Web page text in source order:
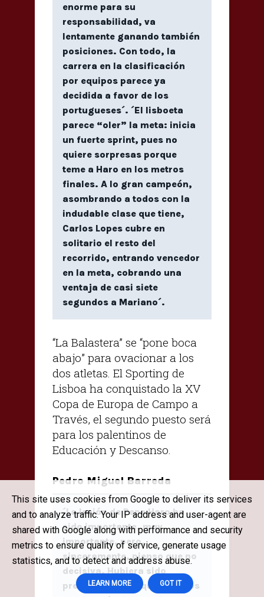
enorme para su
responsabilidad, va
lentamente ganando también
posiciones. Con todo, la
carrera en la clasificación
por equipos parece ya
decidida a favor de los
portugueses´. ´El lisboeta
parece “oler” la meta: inicia
un fuerte sprint, pues no
quiere sorpresas porque
teme a Haro en los metros
finales. A lo gran campeón,
asombrando a todos con la
indudable clase que tiene,
Carlos Lopes cubre en
solitario el resto del
recorrido, entrando vencedor
en la meta, cobrando una
ventaja de casi siete
segundos a Mariano´.
“La Balastera” se “pone boca
abajo” para ovacionar a los
dos atletas. El Sporting de
Lisboa ha conquistado la XV
Copa de Europa de Campo a
Través, el segundo puesto será
para los palentinos de
Educación y Descanso.
Pedro Miguel Barreda
´La lesión de Pepe Haro ha
sido importante, muy
importante, pero,
sinceramente, pienso que no
decisiva. Hubiera sido
preciso que el pequeño de los
This site uses cookies from Google to deliver its services
and to analyze traffic. Your IP address and user-agent are
shared with Google along with performance and security
metrics to ensure quality of service, generate usage
statistics, and to detect and address abuse.
LEARN MORE GOT IT